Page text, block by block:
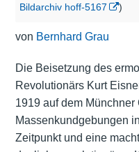
Bildarchiv hoff-5167
)
von Bernhard Grau
Die Beisetzung des
Revolutionärs Kurt
1919 auf dem
Massenkundgebungen
Zeitpunkt und eine